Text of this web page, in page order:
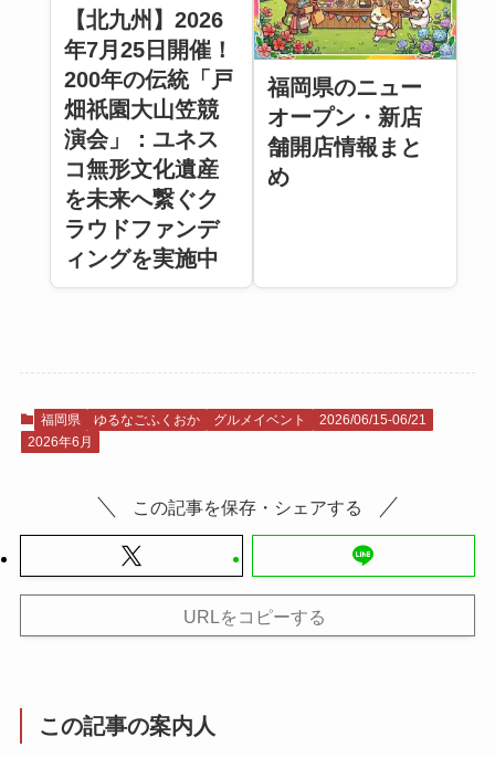
【北九州】2026
年7月25日開催！
200年の伝統「戸
畑祇園大山笠競
演会」：ユネス
コ無形文化遺産
を未来へ繋ぐク
ラウドファンデ
ィングを実施中
福岡県のニュー
オープン・新店
舗開店情報まと
め
福岡県 ゆるなごふくおか グルメイベント
2026/06/15-06/21
2026年6月
この記事を保存・シェアする
URLをコピーする
この記事の案内人